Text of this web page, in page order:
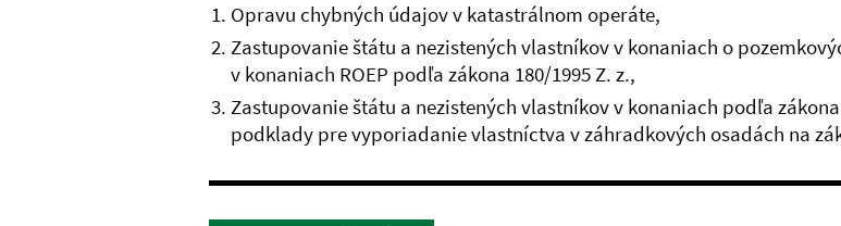
Opravu chybných údajov v katastrálnom operáte,
Zastupovanie štátu a nezistených vlastníkov v konaniach o
v konaniach ROEP podľa zákona 180/1995 Z. z.,
Zastupovanie štátu a nezistených vlastníkov v konaniach podľa
podklady pre vyporiadanie vlastníctva v záhradkových osadách na